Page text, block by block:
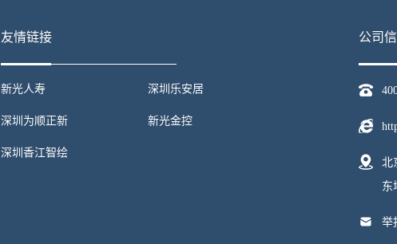
友情链接
新光人寿
深圳为顺正新
深圳香江智绘
深圳乐安居
新光金控
公司
北
东
举